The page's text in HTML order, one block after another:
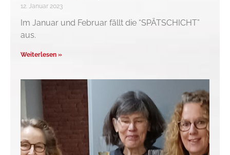
12. Januar 2023
Im Januar und Februar fällt die “SPÄTSCHICHT”
aus.
Weiterlesen »